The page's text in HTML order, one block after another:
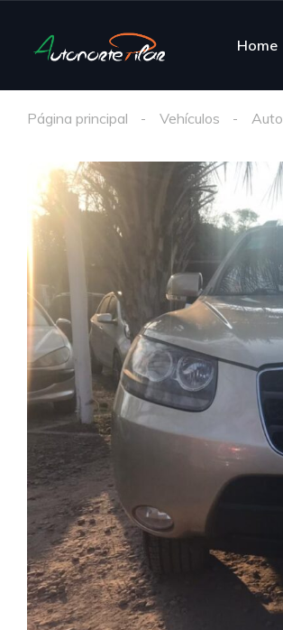
Home
Página principal Vehículos Auto